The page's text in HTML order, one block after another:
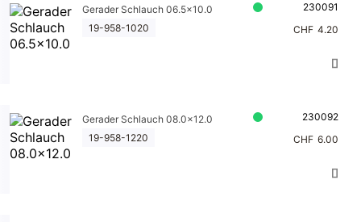
Gerader Schlauch 06.5x10.0
230091
19-958-1020
CHF 4.20
Gerader Schlauch 08.0x12.0
230092
19-958-1220
CHF 6.00